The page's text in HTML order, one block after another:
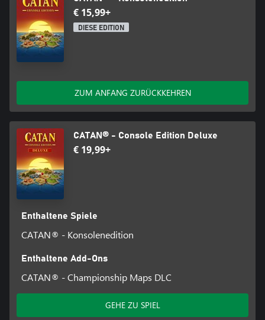
€ 15,99+
DIESE EDITION
ZUM ANFANG ZURÜCKKEHREN
CATAN® - Console Edition Deluxe
€ 19,99+
Enthaltene Spiele
CATAN® - Konsolenedition
Enthaltene Add-Ons
CATAN® - Championship Maps DLC
GEHE ZU SPIEL